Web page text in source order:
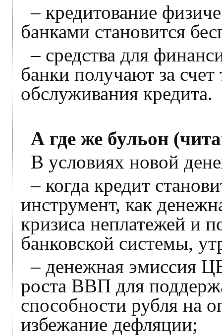
– кредитование
банками становится
– средства для
банки получают за
обслуживания кредита.
А где же бульон
В условиях новой
– когда кредит
инструмент, как
кризиса неплатежей и
банковской системы,
– денежная эмиссия
роста ВВП для
способности рубля на
избежание дефляции;